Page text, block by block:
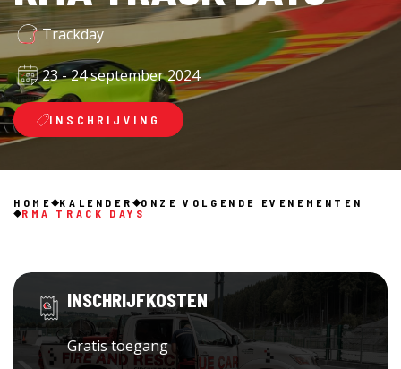
Trackday
23 - 24 september 2024
INSCHRIJVING
HOME KALENDER
ONZE VOLGENDE EVENEMENTEN
RMA TRACK DAYS
INSCHRIJFKOSTEN
Gratis toegang